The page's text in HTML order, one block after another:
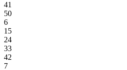
41
50
6
15
24
33
42
7